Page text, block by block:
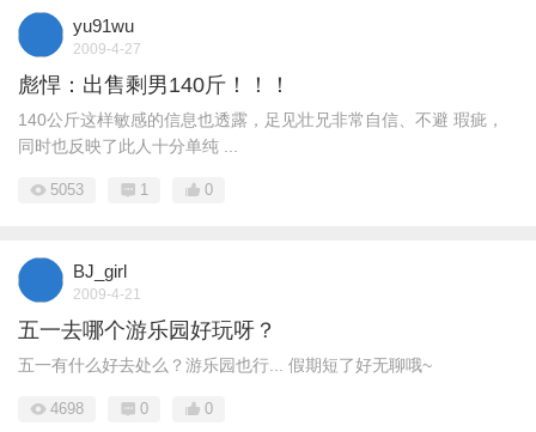
yu91wu
2009-4-27
彪悍：出售剩男140斤！！！
140公斤这样敏感的信息也透露，足见壮兄非常自信、不避 瑕疵，
同时也反映了此人十分单纯 ...
5053 1 0
BJ_girl
2009-4-21
五一去哪个游乐园好玩呀？
五一有什么好去处么？游乐园也行... 假期短了好无聊哦~
4698 0 0